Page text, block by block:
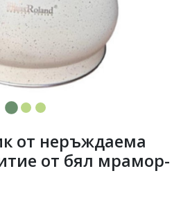
от неръждаема
от бял мрамор-